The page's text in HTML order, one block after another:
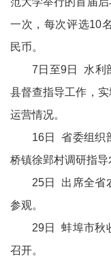
一次，每次评选10
民币。
7日至9日 水利
县督查指导工作，
运营情况。
16日 省委组织
桥镇徐郢村调研指导
25日 出席全省
参观。
29日 蚌埠市秋
召开。